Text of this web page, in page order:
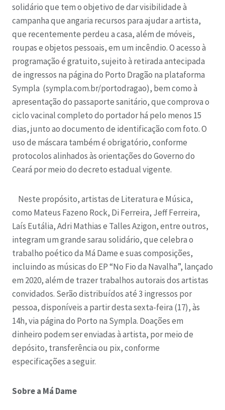
solidário que tem o objetivo de dar visibilidade à
campanha que angaria recursos para ajudar a artista,
que recentemente perdeu a casa, além de móveis,
roupas e objetos pessoais, em um incêndio. O acesso à
programação é gratuito, sujeito à retirada antecipada
de ingressos na página do Porto Dragão na plataforma
Sympla (sympla.com.br/portodragao), bem como à
apresentação do passaporte sanitário, que comprova o
ciclo vacinal completo do portador há pelo menos 15
dias, junto ao documento de identificação com foto. O
uso de máscara também é obrigatório, conforme
protocolos alinhados às orientações do Governo do
Ceará por meio do decreto estadual vigente.
Neste propósito, artistas de Literatura e Música,
como Mateus Fazeno Rock, Di Ferreira, Jeff Ferreira,
Laís Eutália, Adri Mathias e Talles Azigon, entre outros,
integram um grande sarau solidário, que celebra o
trabalho poético da Má Dame e suas composições,
incluindo as músicas do EP “No Fio da Navalha”, lançado
em 2020, além de trazer trabalhos autorais dos artistas
convidados. Serão distribuídos até 3 ingressos por
pessoa, disponíveis a partir desta sexta-feira (17), às
14h, via página do Porto na Sympla. Doações em
dinheiro podem ser enviadas à artista, por meio de
depósito, transferência ou pix, conforme
especificações a seguir.
Sobre a Má Dame